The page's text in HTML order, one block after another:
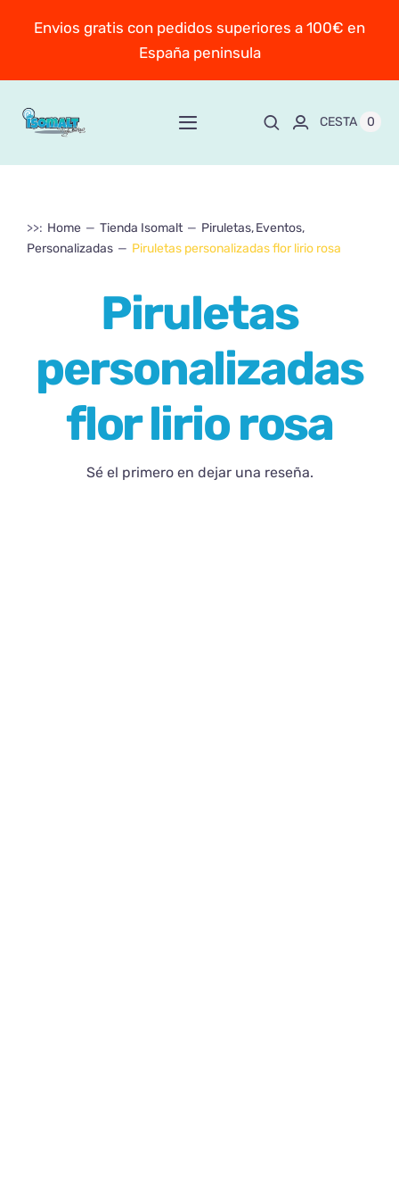
Envios gratis con pedidos superiores a 100€ en
España peninsula
Toggle
Sobre Mayte
CESTA 0
>>: Home Tienda Isomalt Piruletas Eventos
Personalizadas
Piruletas personalizadas flor lirio rosa
Piruletas
personalizadas
flor lirio rosa
Sé el primero en dejar una reseña.